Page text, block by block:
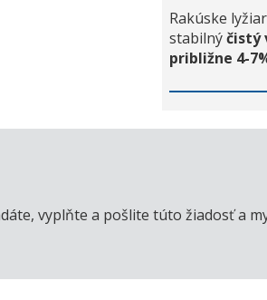
Rakúske
stabilnýčistý
približne 4-
vyplňte a pošlite túto žiadosť a